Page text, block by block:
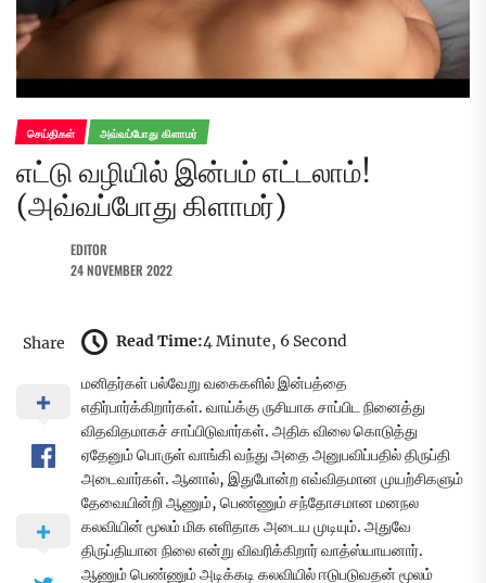
செய்திகள் அவ்வப்போது கிளாமர்
எட்டு வழியில் இன்பம் எட்டலாம்!
(அவ்வப்போது கிளாமர்)
EDITOR
24 NOVEMBER 2022
Share Read Time:4 Minute, 6 Second
மனிதர்கள் பல்வேறு வகைகளில் இன்பத்தை
எதிர்பார்க்கிறார்கள். வாய்க்கு ருசியாக சாப்பிட நினைத்து
விதவிதமாகச் சாப்பிடுவார்கள். அதிக விலை கொடுத்து
ஏதேனும் பொருள் வாங்கி வந்து அதை அனுபவிப்பதில் திருப்தி
அடைவார்கள். ஆனால், இதுபோன்ற எவ்விதமான முயற்சிகளும்
தேவையின்றி ஆணும், பெண்ணும் சந்தோசமான மனநல
கலவியின் மூலம் மிக எளிதாக அடைய முடியும். அதுவே
திருப்தியான நிலை என்று விவரிக்கிறார் வாத்ஸ்யாயனார்.
ஆணும் பெண்ணும் அடிக்கடி கலவியில் ஈடுபடுவதன் மூலம்